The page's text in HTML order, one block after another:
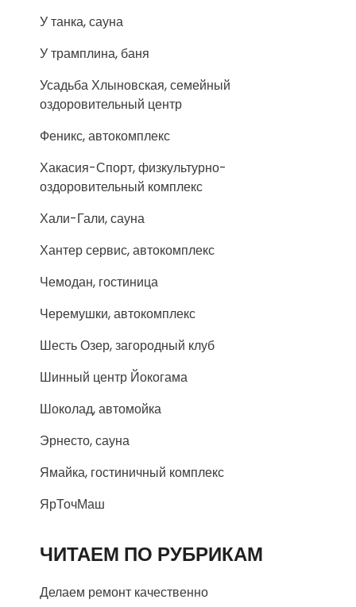
У танка, сауна
У трамплина, баня
Усадьба Хлыновская, семейный
оздоровительный центр
Феникс, автокомплекс
Хакасия-Спорт, физкультурно-
оздоровительный комплекс
Хали-Гали, сауна
Хантер сервис, автокомплекс
Чемодан, гостиница
Черемушки, автокомплекс
Шесть Озер, загородный клуб
Шинный центр Йокогама
Шоколад, автомойка
Эрнесто, сауна
Ямайка, гостиничный комплекс
ЯрТочМаш
ЧИТАЕМ ПО РУБРИКАМ
Делаем ремонт качественно